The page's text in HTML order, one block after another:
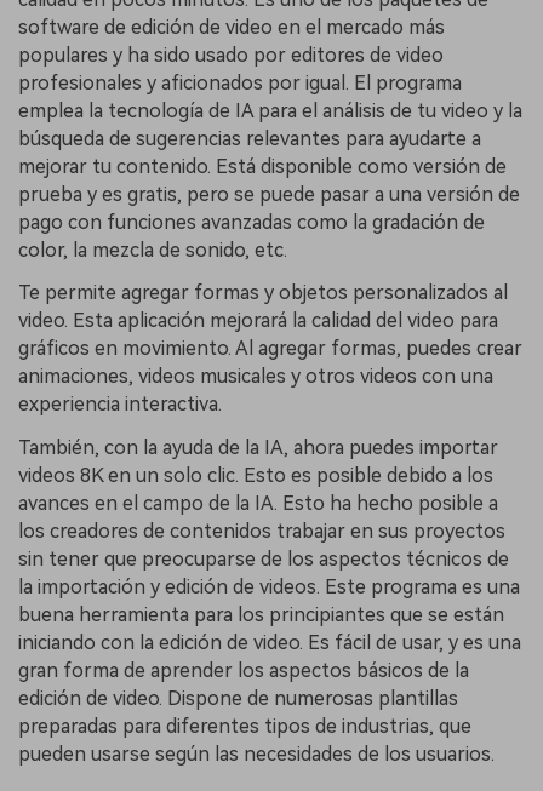
software de edición de video en el mercado más
populares y ha sido usado por editores de video
profesionales y aficionados por igual. El programa
emplea la tecnología de IA para el análisis de tu video y la
búsqueda de sugerencias relevantes para ayudarte a
mejorar tu contenido. Está disponible como versión de
prueba y es gratis, pero se puede pasar a una versión de
pago con funciones avanzadas como la gradación de
color, la mezcla de sonido, etc.
Te permite agregar formas y objetos personalizados al
video. Esta aplicación mejorará la calidad del video para
gráficos en movimiento. Al agregar formas, puedes crear
animaciones, videos musicales y otros videos con una
experiencia interactiva.
También, con la ayuda de la IA, ahora puedes importar
videos 8K en un solo clic. Esto es posible debido a los
avances en el campo de la IA. Esto ha hecho posible a
los creadores de contenidos trabajar en sus proyectos
sin tener que preocuparse de los aspectos técnicos de
la importación y edición de videos. Este programa es una
buena herramienta para los principiantes que se están
iniciando con la edición de video. Es fácil de usar, y es una
gran forma de aprender los aspectos básicos de la
edición de video. Dispone de numerosas plantillas
preparadas para diferentes tipos de industrias, que
pueden usarse según las necesidades de los usuarios.